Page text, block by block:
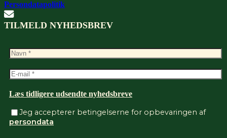
Persondatapolitik
TILMELD NYHEDSBREV
Læs tidligere udsendte nyhedsbreve
Jeg accepterer betingelserne for opbevaringen af
persondata